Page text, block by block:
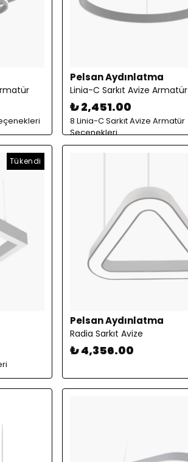
Pelsan Aydınlatma
Linia-C Sarkıt Avize Armatür
₺ 2,451.00
8 Linia-C Sarkıt Avize Armatür
Seçenekleri
Tükendi
Pelsan Aydınlatma
Radia Sarkıt Avize
₺ 4,356.00